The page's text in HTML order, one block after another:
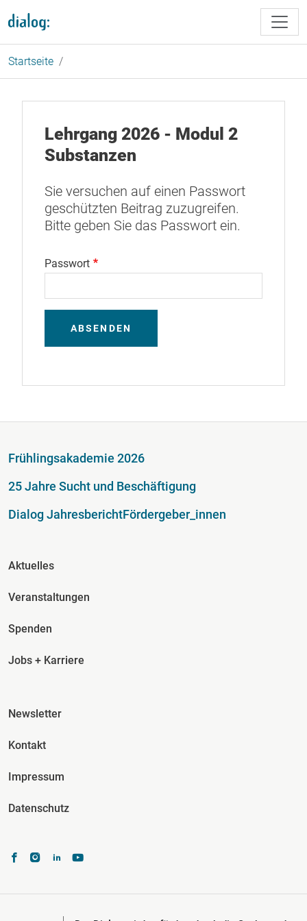
Startseite
Lehrgang 2026 - Modul 2
Substanzen
Sie versuchen auf einen Passwort
geschützten Beitrag zuzugreifen.
Bitte geben Sie das Passwort ein.
Passwort
ABSENDEN
Fußzeile
Frühlingsakademie 2026
25 Jahre Sucht und Beschäftigung
Dialog JahresberichtFördergeber_innen
Fusszeile Spalte 2
Aktuelles
Veranstaltungen
Spenden
Jobs + Karriere
Fusszeile Spalte 3
Newsletter
Kontakt
Impressum
Datenschutz